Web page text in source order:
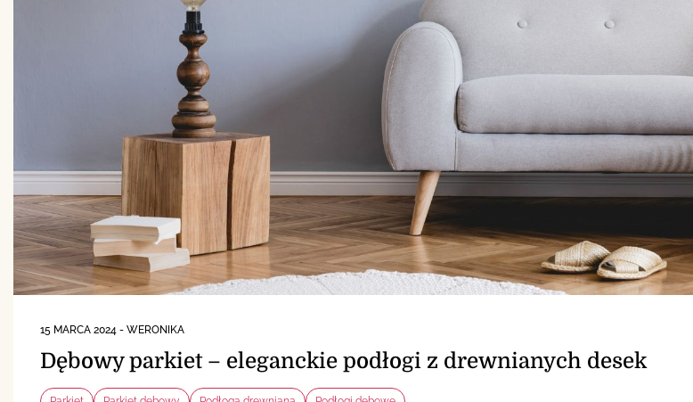
15 MARCA 2024 - WERONIKA
Dębowy parkiet – eleganckie podłogi z drewnianych desek